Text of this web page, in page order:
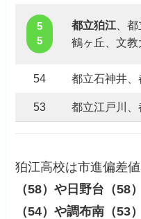
5
5
都立狛江 、
鶴ヶ丘、文教
54 都立石神井
53 都立江戸川
狛江高校は市進偏差
（58）や日野台（58
（54）や調布南（53